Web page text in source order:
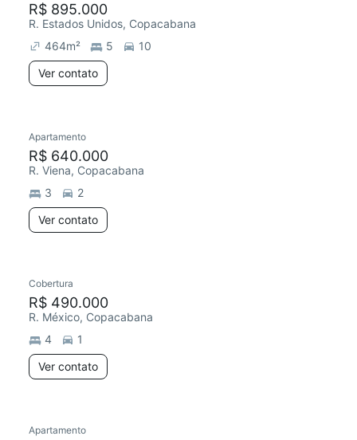
R$ 895.000
R. Estados Unidos, Copacabana
464m² 5
10
Ver contato
Apartamento
R$ 640.000
R. Viena, Copacabana
3
2
Ver contato
Cobertura
R$ 490.000
R. México, Copacabana
4
1
Ver contato
Apartamento